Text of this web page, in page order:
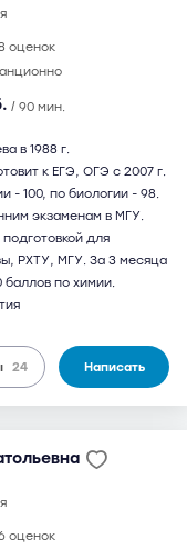
оценок
/ 90 мин.
в 1988 г.
к ЕГЭ, ОГЭ с 2007 г.
- 100, по биологии - 98.
экзаменам в МГУ.
для
РХТУ, МГУ. За 3 месяца
баллов по химии.
24 Написать
оценок